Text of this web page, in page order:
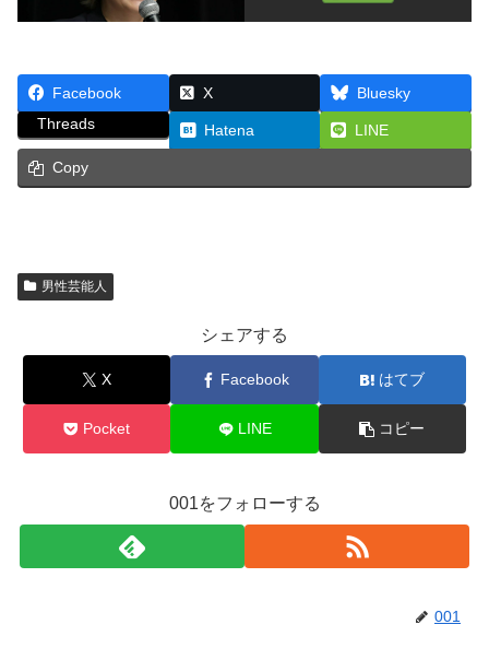
Facebook X
Bluesky
Threads
Hatena LINE
Copy
男性芸能人
シェアする
X Facebook はてブ
Pocket LINE コピー
001をフォローする
001